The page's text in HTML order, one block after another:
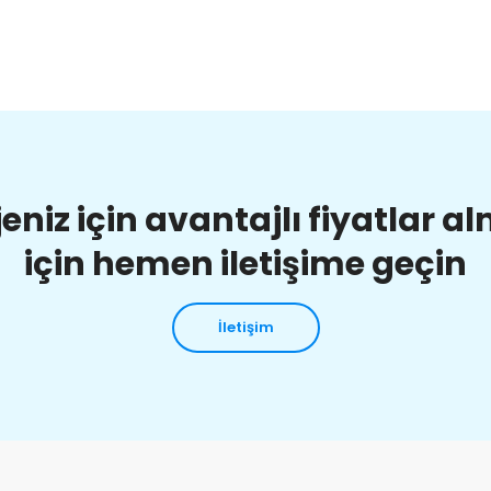
için avantajlı fiyatlar
için hemen iletişime geçin
İletişim